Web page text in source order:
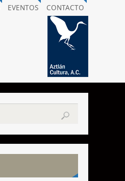
EVENTOS CONTACTO